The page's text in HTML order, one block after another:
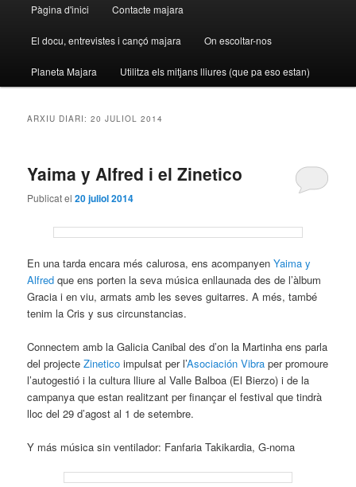
principal
Pàgina d'inici Contacte majara
El docu, entrevistes i cançó majara On escoltar-nos
Planeta Majara Utilitza els mitjans lliures (que pa eso estan)
ARXIU DIARI:20 JULIOL 2014
Yaima y Alfred i el Zinetico
Publicat el20 juliol 2014
En una tarda encara més calurosa, ens acompanyenYaima y
Alfred que ens porten la seva música enllaunada des de l’àlbum
Gracia i en viu, armats amb les seves guitarres. A més, també
tenim la Cris y sus circunstancias.
Connectem amb la Galicia Canibal des d’on la Martinha ens parla
del projecteZinetico impulsat per l’Asociación Vibra per promoure
l’autogestió i la cultura lliure al Valle Balboa (El Bierzo) i de la
campanya que estan realitzant per finançar el festival que tindrà
lloc del 29 d’agost al 1 de setembre.
Y más música sin ventilador: Fanfaria Takikardia, G-noma